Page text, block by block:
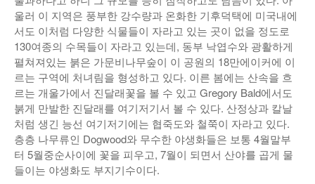
울러 이 지역은 풍부한 강수량과 온화한 기후덕택에 미국내에
서도 이처럼 다양한 식물들이 자라고 있는 곳이 없을 정도로
130여종의 수목들이 자라고 있는데, 동부 낙엽수와 광활하게
펼쳐져있는 붉은 가문비나무숲이 이 공원의 18만에이커에 이
르는 구역에 처녀림을 형성하고 있다. 이른 봄에는 산속을 흐
르는 개울가에서 진달래꽃을 볼 수 있고 Gregory Bald에서도
붉게 만발한 진달래를 여기저기서 볼 수 있다. 산정상과 칼날
처럼 생긴 능선 여기저기에는 협죽도와 철쭉이 자라고 있다.
층층 나무류인 Dogwood와 무수한 야생화들은 보통 4월말부
터 5월중순사이에 꽃을 피우고, 7월이 되면서 산야를 곱게 물
들이는 야생화도 부지기수이다.